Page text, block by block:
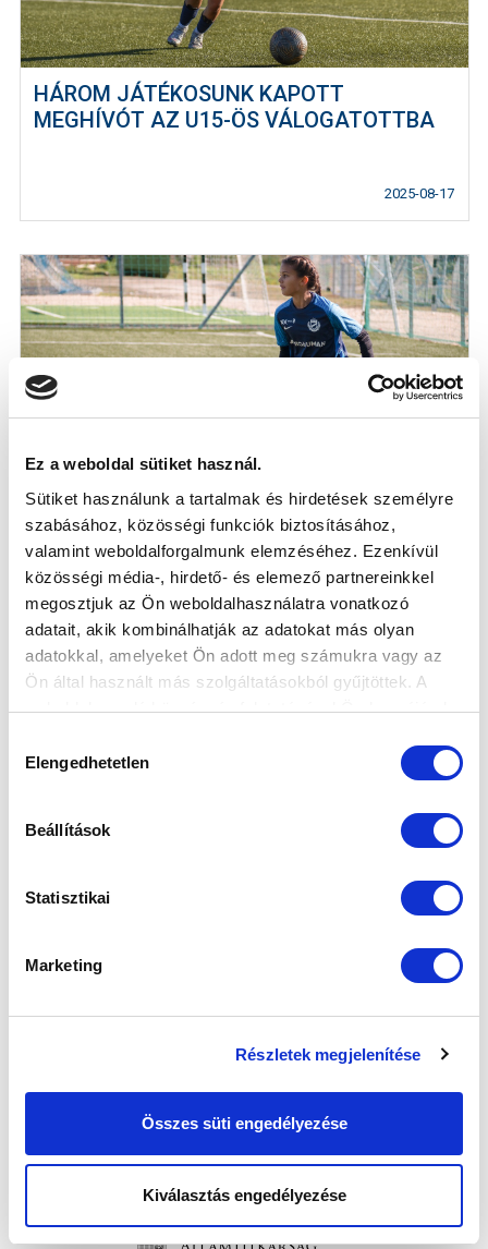
Ez a weboldal sütiket használ.
Sütiket használunk a tartalmak és hirdetések személyre
szabásához, közösségi funkciók biztosításához,
valamint weboldalforgalmunk elemzéséhez. Ezenkívül
közösségi média-, hirdető- és elemező partnereinkkel
megosztjuk az Ön weboldalhasználatra vonatkozó
adatait, akik kombinálhatják az adatokat más olyan
adatokkal, amelyeket Ön adott meg számukra vagy az
Ön által használt más szolgáltatásokból gyűjtöttek. A
weboldalon való böngészés folytatásával Ön hozzájárul a
kiválasztása
Elengedhetetlen
Beállítások
Statisztikai
Marketing
Részletek megjelenítése
Összes süti engedélyezése
Kiválasztás engedélyezése
HÁROM JÁTÉKOSUNK KAPOTT
MEGHÍVÓT AZ U15-ÖS VÁLOGATOTTBA
2025-08-17
U14-ES REGIONÁLIS VÁLOGATOTT: HÉT
JÁTÉKOSUNK A KERETBEN
2025-05-16